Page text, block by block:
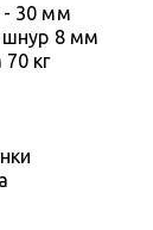
- 30 мм
шнур 8 мм
кг